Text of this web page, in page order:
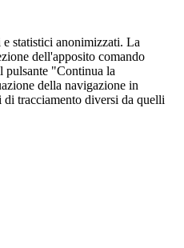
statistici anonimizzati. La
dell'apposito comando
pulsante "Continua la
della navigazione in
di tracciamento diversi da quelli